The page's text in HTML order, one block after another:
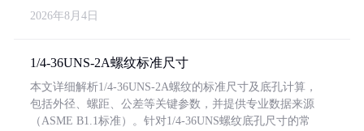
2026年8月4日
1/4-36UNS-2A螺纹标准尺寸
本文详细解析1/4-36UNS-2A螺纹的标准尺寸及底孔计算，
包括外径、螺距、公差等关键参数，并提供专业数据来源
（ASME B1.1标准）。针对1/4-36UNS螺纹底孔尺寸的常